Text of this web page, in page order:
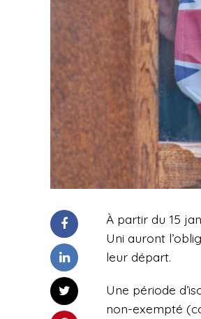
À partir du 15
Uni auront
leur départ.
Une période
non-exempté